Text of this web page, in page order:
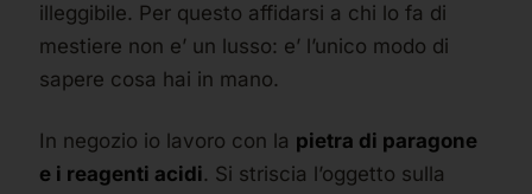
illeggibile. Per questo affidarsi a chi lo fa di
mestiere non e’ un lusso: e’ l’unico modo di
sapere cosa hai in mano.
In negozio io lavoro con la pietra di paragone
e i reagenti acidi. Si striscia l’oggetto sulla